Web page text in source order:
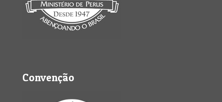
Convenção